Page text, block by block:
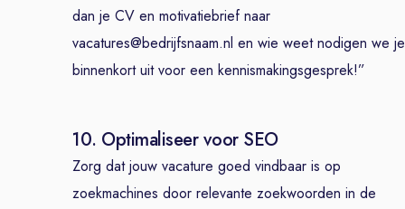
dan je CV en motivatiebrief naar
vacatures@bedrijfsnaam.nl en wie weet nodigen we je
binnenkort uit voor een kennismakingsgesprek!”
10. Optimaliseer voor SEO
Zorg dat jouw vacature goed vindbaar is op
zoekmachines door relevante zoekwoorden in de